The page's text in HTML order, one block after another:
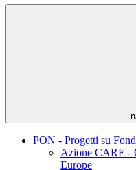
PON - Progetti su
Azione CARE -
Europe